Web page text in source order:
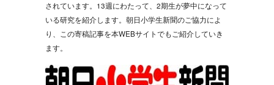
されています。13週にわたって、2期生が夢中になって
いる研究を紹介します。朝日小学生新聞のご協力によ
り、この寄稿記事を本WEBサイトでもご紹介していき
ます。